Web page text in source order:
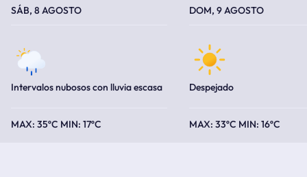
SÁB, 8 AGOSTO
Intervalos nubosos con lluvia escasa
35ºC 17ºC
DOM, 9 AGOSTO
Despejado
33ºC 16ºC